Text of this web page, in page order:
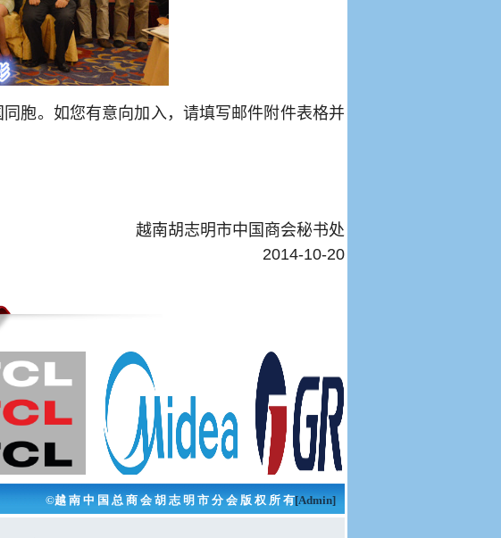
胞。如您有意向加入，请填写邮件附件表格并
越南胡志明市中国商会秘书处
2014-10-20
©越 南 中 国 总 商 会 胡 志 明 市 分 会 版 权 所 有[Admin]